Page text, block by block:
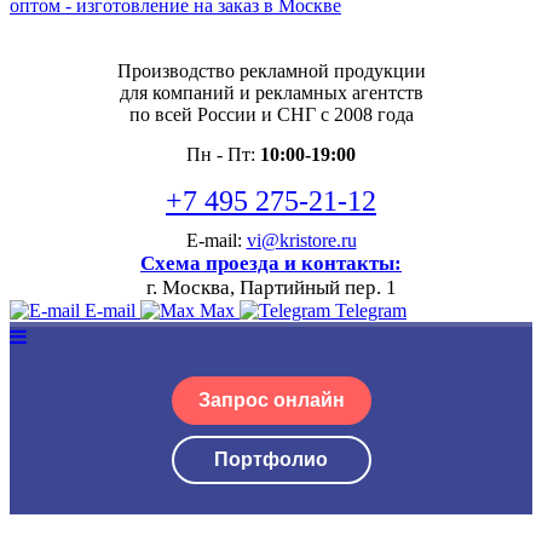
Производство рекламной продукции
для компаний и рекламных агентств
по всей России и СНГ с 2008 года
Пн - Пт: 10:00-19:00
+7 495 275-21-12
E-mail: vi@kristore.ru
Схема проезда и контакты:
г. Москва, Партийный пер. 1
E-mail Max Telegram
Запрос онлайн
Портфолио